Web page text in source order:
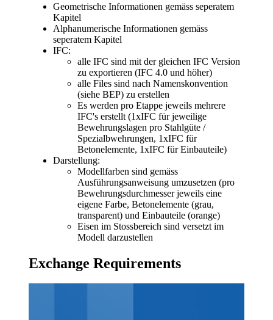
Geometrische Informationen gemäss seperatem
Kapitel
Alphanumerische Informationen gemäss
seperatem Kapitel
IFC:
alle IFC sind mit der gleichen IFC Version
zu exportieren (IFC 4.0 und höher)
alle Files sind nach Namenskonvention
(siehe BEP) zu erstellen
Es werden pro Etappe jeweils mehrere
IFC's erstellt (1xIFC für jeweilige
Bewehrungslagen pro Stahlgüte /
Spezialbwehrungen, 1xIFC für
Betonelemente, 1xIFC für Einbauteile)
Darstellung:
Modellfarben sind gemäss
Ausführungsanweisung umzusetzen (pro
Bewehrungsdurchmesser jeweils eine
eigene Farbe, Betonelemente (grau,
transparent) und Einbauteile (orange)
Eisen im Stossbereich sind versetzt im
Modell darzustellen
Exchange Requirements